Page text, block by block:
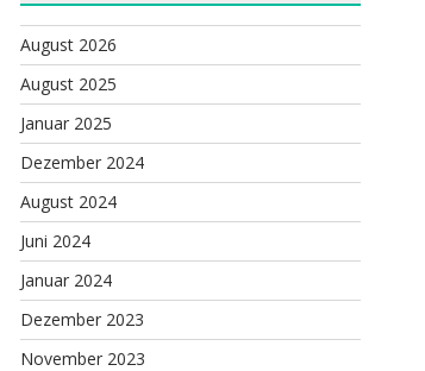
August 2026
August 2025
Januar 2025
Dezember 2024
August 2024
Juni 2024
Januar 2024
Dezember 2023
November 2023